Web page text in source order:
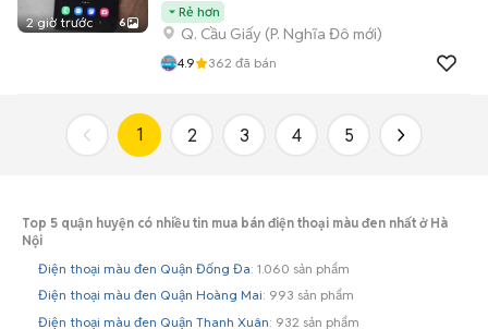
2 giờ trước 6
Rẻ hơn
Q. Cầu Giấy (P. Nghĩa Đô mới)
4.9 362 đã bán
1 2 3 4 5
Top 5 quận huyện có nhiều tin mua bán điện thoại màu đen nhất ở Hà
Nội
Điện thoại màu đen Quận Đống Đa: 1.060 sản phẩm
Điện thoại màu đen Quận Hoàng Mai: 993 sản phẩm
Điện thoại màu đen Quận Thanh Xuân: 932 sản phẩm